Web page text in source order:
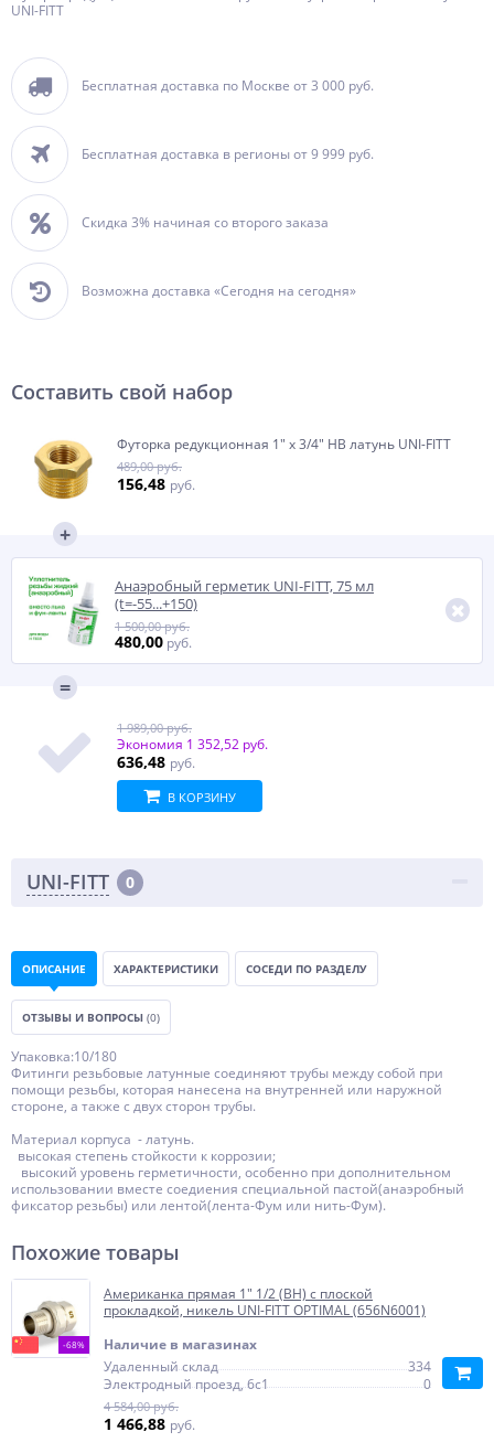
UNI-FITT
Бесплатная доставка по Москве от 3 000 руб.
Бесплатная доставка в регионы от 9 999 руб.
Скидка 3% начиная со второго заказа
Возможна доставка «Сегодня на сегодня»
Составить свой набор
Футорка редукционная 1" x 3/4" НВ латунь UNI-FITT
489,00 руб.
156,48 руб.
Анаэробный герметик UNI-FITT, 75 мл
(t=-55...+150)
480,00 руб.
1 500,00 руб.
1 989,00 руб.
Экономия 1 352,52 руб.
636,48 руб.
В КОРЗИНУ
UNI-FITT 0
ОПИСАНИЕ ХАРАКТЕРИСТИКИ СОСЕДИ ПО РАЗДЕЛУ
ОТЗЫВЫ И ВОПРОСЫ (0)
Упаковка:10/180
Фитинги резьбовые латунные соединяют трубы между собой при
помощи резьбы, которая нанесена на внутренней или наружной
стороне, а также с двух сторон трубы.
Материал корпуса - латунь.
высокая степень стойкости к коррозии;
высокий уровень герметичности, особенно при дополнительном
использовании вместе соедиения специальной пастой(анаэробный
фиксатор резьбы) или лентой(лента-Фум или нить-Фум).
Похожие товары
-68%
Американка прямая 1" 1/2 (ВН) с плоской
прокладкой, никель UNI-FITT OPTIMAL (656N6001)
Наличие в магазинах
Удаленный склад
334
Электродный проезд, 6с1
0
4 584,00 руб.
1 466,88 руб.